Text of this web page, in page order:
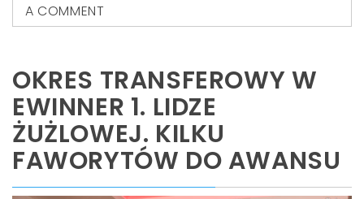
A COMMENT
OKRES TRANSFEROWY W
EWINNER 1. LIDZE
ŻUŻLOWEJ. KILKU
FAWORYTÓW DO AWANSU